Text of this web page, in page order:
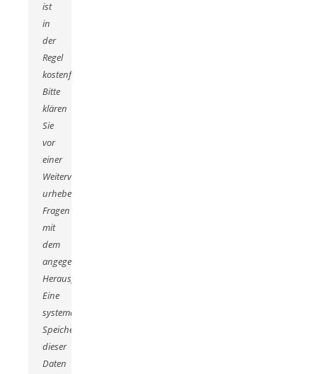
ist
in
der
Regel
kostenfrei.
Bitte
klären
Sie
vor
einer
Weiterverwendung
urheberrechtliche
Fragen
mit
dem
angegebenen
Herausgeber.
Eine
systematische
Speicherung
dieser
Daten